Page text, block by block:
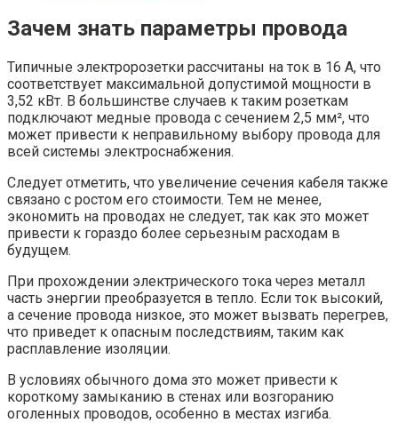
Зачем знать параметры провода
Типичные электророзетки рассчитаны на ток в 16 А, что
соответствует максимальной допустимой мощности в
3,52 кВт. В большинстве случаев к таким розеткам
подключают медные провода с сечением 2,5 мм², что
может привести к неправильному выбору провода для
всей системы электроснабжения.
Следует отметить, что увеличение сечения кабеля также
связано с ростом его стоимости. Тем не менее,
экономить на проводах не следует, так как это может
привести к гораздо более серьезным расходам в
будущем.
При прохождении электрического тока через металл
часть энергии преобразуется в тепло. Если ток высокий,
а сечение провода низкое, это может вызвать перегрев,
что приведет к опасным последствиям, таким как
расплавление изоляции.
В условиях обычного дома это может привести к
короткому замыканию в стенах или возгоранию
оголенных проводов, особенно в местах изгиба.